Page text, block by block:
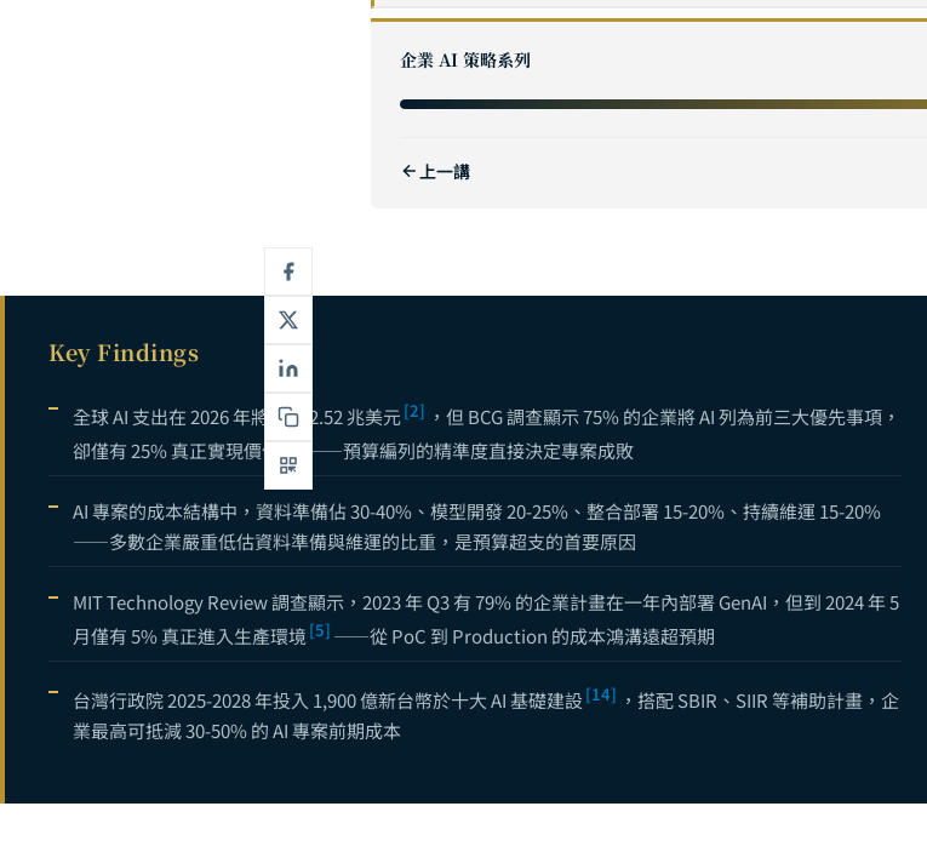
4 如何評估 AI 軟體委外供應商？企業技術長的完整選型清單
9 小型語言模型 SLM 企業部署完全指南：Phi-4、Gemma 3 到邊緣推
10 企業流程自動化 AI 完全指南：從 RPA 到智能流程自動化（IPA），
11 AI 客服與智能對話系統完全指南：從規則引擎到 LLM 驅動，打造
12 企業知識管理 AI 完全指南：從文件搜尋到智能知識庫，用 RAG 與
13 AI 職涯攻略：如何用生成式 AI 打造不可替代的專業優勢——先行者
14 從 viNext 看 CTO 的領導新範式：當一個人、1,100 美元、一週取代
數據驅動是什麼？Data-Driven 決策完全指南：從概念到企業實踐的
企業 AI 策略系列
上一講
Key Findings
全球 AI 支出在 2026 年將達到 2.52 兆美元[2] ，但 BCG 調查顯示 75% 的企業將 AI 列為前三大優先事項，
卻僅有 25% 真正實現價值
——預算編列的精準度直接決定專案成敗
AI 專案的成本結構中，資料準備佔 30-40%、模型開發 20-25%、整合部署 15-20%、持續維運 15-20%
——多數企業嚴重低估資料準備與維運的比重，是預算超支的首要原因
MIT Technology Review 調查顯示，2023 年 Q3 有 79% 的企業計畫在一年內部署 GenAI，但到 2024 年 5
月僅有 5% 真正進入生產環境[5] ——從 PoC 到 Production 的成本鴻溝遠超預期
台灣行政院 2025-2028 年投入 1,900 億新台幣於十大 AI 基礎建設 [14] ，搭配 SBIR、SIIR 等補助計畫，企
業最高可抵減 30-50% 的 AI 專案前期成本